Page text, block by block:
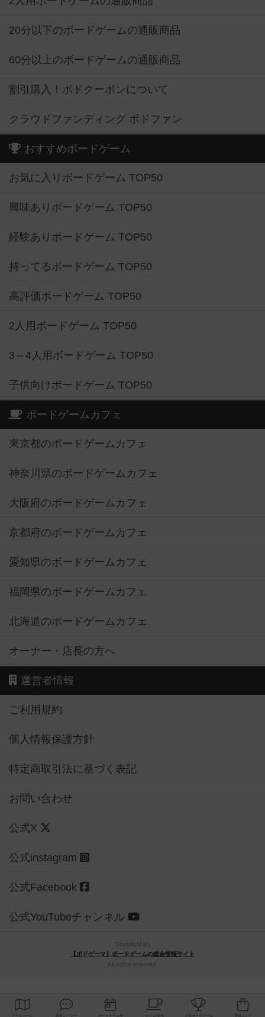
20分以下のボードゲームの通販商品
60分以上のボードゲームの通販商品
割引購入！ボドクーポンについて
クラウドファンディング ボドファン
おすすめボードゲーム
お気に入りボードゲーム TOP50
興味ありボードゲーム TOP50
経験ありボードゲーム TOP50
持ってるボードゲーム TOP50
高評価ボードゲーム TOP50
2人用ボードゲーム TOP50
3～4人用ボードゲーム TOP50
子供向けボードゲーム TOP50
ボードゲームカフェ
東京都のボードゲームカフェ
神奈川県のボードゲームカフェ
大阪府のボードゲームカフェ
京都府のボードゲームカフェ
愛知県のボードゲームカフェ
福岡県のボードゲームカフェ
北海道のボードゲームカフェ
オーナー・店長の方へ
運営者情報
ご利用規約
個人情報保護方針
特定商取引法に基づく表記
お問い合わせ
公式X
公式instagram
公式Facebook
公式YouTubeチャンネル
Copyright (c)
【ボドゲーマ】ボードゲームの総合情報サイト
All rights reserved.